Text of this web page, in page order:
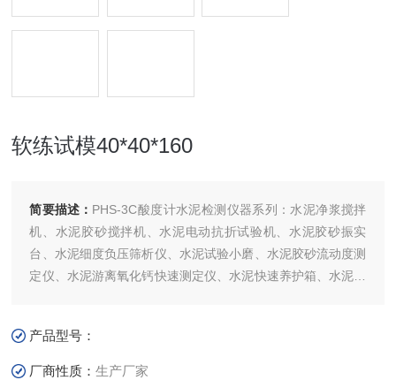
软练试模40*40*160
简要描述： PHS-3C酸度计水泥检测仪器系列：水泥净浆搅拌
机、水泥胶砂搅拌机、水泥电动抗折试验机、水泥胶砂振实
台、水泥细度负压筛析仪、水泥试验小磨、水泥胶砂流动度测
定仪、水泥游离氧化钙快速测定仪、水泥快速养护箱、水泥标
产品型号：
厂商性质：生产厂家